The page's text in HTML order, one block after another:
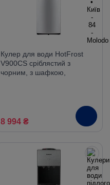
Кулер для води HotFrost
V900CS сріблястий з
чорним, з шафкою,
8 994 ₴